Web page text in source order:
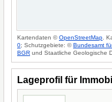
Kartendaten ©OpenStreetMap .
0; Schutzgebiete: ©Bundesamt
BGR und Staatliche Geologische
Lageprofil für